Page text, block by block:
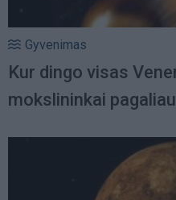
Gyvenimas
Kur dingo visas
mokslininkai